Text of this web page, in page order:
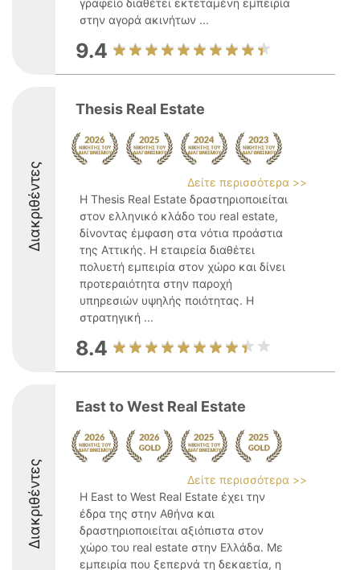
γραφείο διαθέτει εκτεταμένη εμπειρία
στην αγορά ακινήτων ...
9.4
Διακριθέντες
Thesis Real Estate
Δείτε περισσότερα >>
Η Thesis Real Estate δραστηριοποιείται
στον ελληνικό κλάδο του real estate,
δίνοντας έμφαση στα νότια προάστια
της Αττικής. Η εταιρεία διαθέτει
πολυετή εμπειρία στον χώρο και δίνει
προτεραιότητα στην παροχή
υπηρεσιών υψηλής ποιότητας. Η
στρατηγική ...
8.4
Διακριθέντες
East to West Real Estate
Δείτε περισσότερα >>
Η East to West Real Estate έχει την
έδρα της στην Αθήνα και
δραστηριοποιείται αξιόπιστα στον
χώρο του real estate στην Ελλάδα. Με
εμπειρία που ξεπερνά τη δεκαετία, η